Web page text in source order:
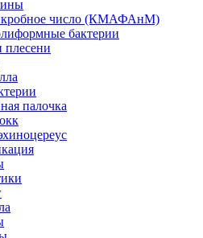
число (КМАФАнМ)
бактерии
палочка